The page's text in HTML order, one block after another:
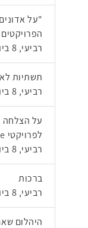
"על
רביעי, 8 ביוני 2016, 12:00
תשתיות
רביעי, 8 ביוני 2016, 11:35
לפרויקטי PMBOK Agile ולמתודולוגיות Lean
רביעי, 8 ביוני 2016, 12:00
ברכות
רביעי, 8 ביוני 2016, 09:00
היהלום